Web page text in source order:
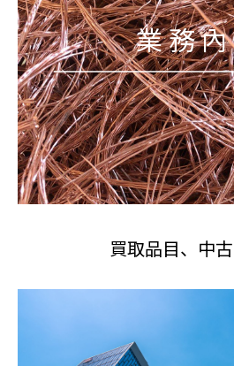
業 務
買取品目、中